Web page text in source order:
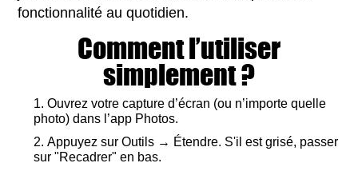
fonctionnalité au quotidien.
Comment l’utiliser
simplement ?
Ouvrez votre capture d’écran (ou n’importe quelle
photo) dans l’app Photos.
Appuyez sur Outils → Étendre. S'il est grisé, passer
sur "Recadrer" en bas.